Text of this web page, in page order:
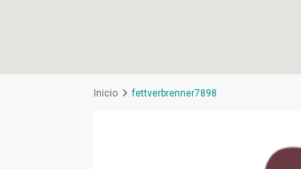
Inicio fettverbrenner7898